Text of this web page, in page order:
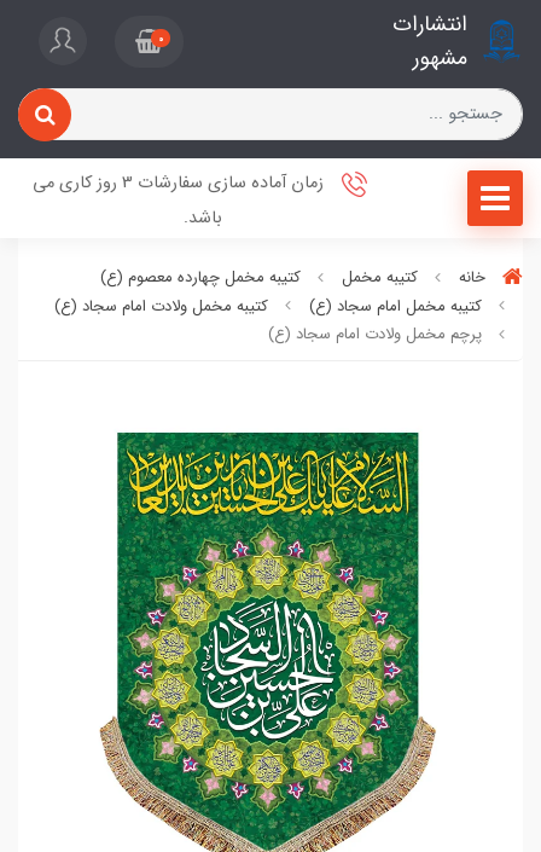
انتشارات
مشهور
0
زمان آماده سازی سفارشات 3 روز کاری می
باشد.
خانه کتیبه مخمل
کتیبه مخمل چهارده معصوم (ع)
کتیبه مخمل امام سجاد (ع)
کتیبه مخمل ولادت امام سجاد (ع)
پرچم مخمل ولادت امام سجاد (ع)